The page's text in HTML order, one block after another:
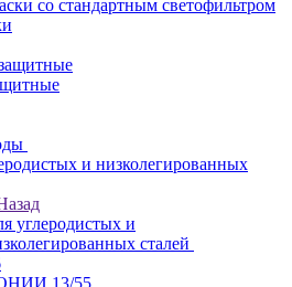
со стандартным светофильтром
и низколегированных
углеродистых и
сталей
13/55